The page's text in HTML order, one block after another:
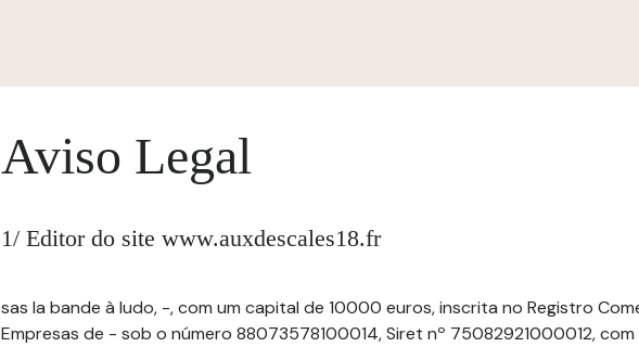
Aviso Legal
1/ Editor do site www.auxdescales18.fr
sas la bande à ludo, -, com um capital de 10000 euros, inscrita no Registro
Empresas de - sob o número 88073578100014, Siret nº 75082921000012, com